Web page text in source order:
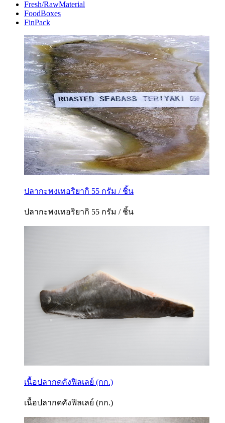
Fresh/RawMaterial
FoodBoxes
FinPack
ปลากะพงเทอริยากิ 55 กรัม / ชิ้น
ปลากะพงเทอริยากิ 55 กรัม / ชิ้น
เนื้อปลากดคังฟิลเลย์ (กก.)
เนื้อปลากดคังฟิลเลย์ (กก.)